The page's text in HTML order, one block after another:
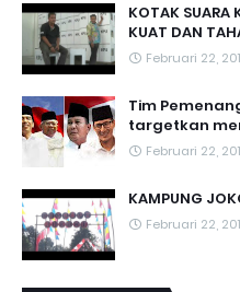
KOTAK SUARA
KUAT DAN
Februari 22,
Tim
targetkan
Februari 22,
KAMPUNG
Februari 22,